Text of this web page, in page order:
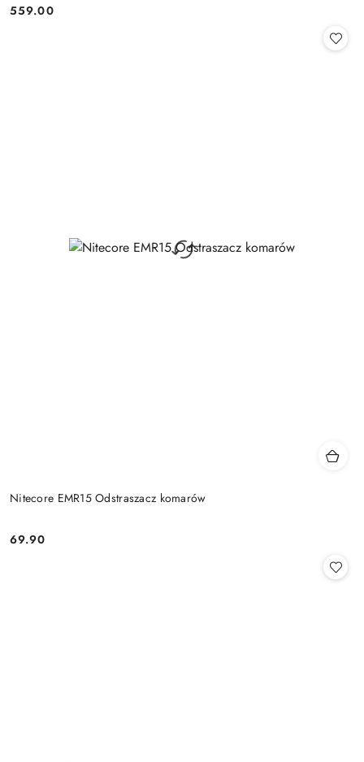
Cena:
559.00
Nitecore EMR15 Odstraszacz komarów
Cena:
69.90